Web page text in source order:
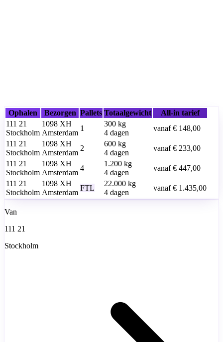
Ophalen Bezorgen Pallets Totaalgewicht
All-in tarief
111 21
Stockholm
1098 XH
Amsterdam
1
300 kg
4 dagen
vanaf€ 148,00
111 21
Stockholm
1098 XH
Amsterdam
2
600 kg
4 dagen
vanaf€ 233,00
111 21
Stockholm
1098 XH
Amsterdam
4
1.200 kg
4 dagen
vanaf€ 447,00
111 21
Stockholm
1098 XH
Amsterdam
FTL
22.000 kg
4 dagen
vanaf€ 1.435,00
Van
111 21
Stockholm